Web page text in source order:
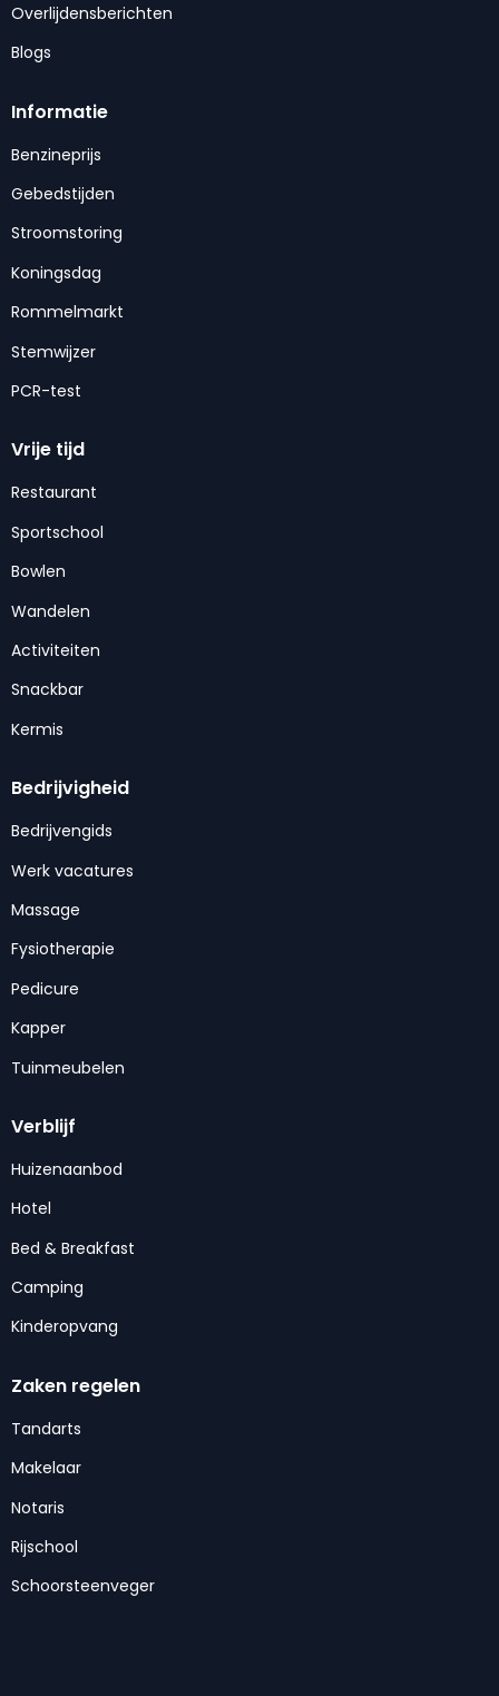
Overlijdensberichten
Blogs
Informatie
Benzineprijs
Gebedstijden
Stroomstoring
Koningsdag
Rommelmarkt
Stemwijzer
PCR-test
Vrije tijd
Restaurant
Sportschool
Bowlen
Wandelen
Activiteiten
Snackbar
Kermis
Bedrijvigheid
Bedrijvengids
Werk vacatures
Massage
Fysiotherapie
Pedicure
Kapper
Tuinmeubelen
Verblijf
Huizenaanbod
Hotel
Bed & Breakfast
Camping
Kinderopvang
Zaken regelen
Tandarts
Makelaar
Notaris
Rijschool
Schoorsteenveger